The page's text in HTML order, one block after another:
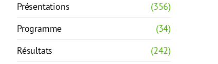
Présentations
(356)
Programme
(34)
Résultats
(242)